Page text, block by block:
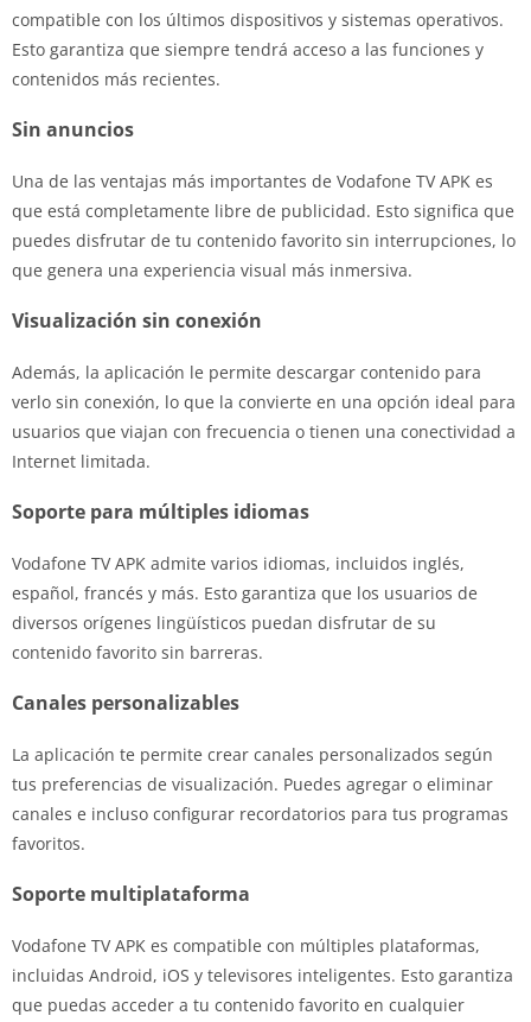
compatible con los últimos dispositivos y sistemas operativos.
Esto garantiza que siempre tendrá acceso a las funciones y
contenidos más recientes.
Sin anuncios
Una de las ventajas más importantes de Vodafone TV APK es
que está completamente libre de publicidad. Esto significa que
puedes disfrutar de tu contenido favorito sin interrupciones, lo
que genera una experiencia visual más inmersiva.
Visualización sin conexión
Además, la aplicación le permite descargar contenido para
verlo sin conexión, lo que la convierte en una opción ideal para
usuarios que viajan con frecuencia o tienen una conectividad a
Internet limitada.
Soporte para múltiples idiomas
Vodafone TV APK admite varios idiomas, incluidos inglés,
español, francés y más. Esto garantiza que los usuarios de
diversos orígenes lingüísticos puedan disfrutar de su
contenido favorito sin barreras.
Canales personalizables
La aplicación te permite crear canales personalizados según
tus preferencias de visualización. Puedes agregar o eliminar
canales e incluso configurar recordatorios para tus programas
favoritos.
Soporte multiplataforma
Vodafone TV APK es compatible con múltiples plataformas,
incluidas Android, iOS y televisores inteligentes. Esto garantiza
que puedas acceder a tu contenido favorito en cualquier